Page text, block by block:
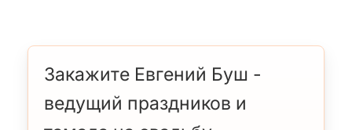
Закажите Евгений Буш -
ведущий праздников и